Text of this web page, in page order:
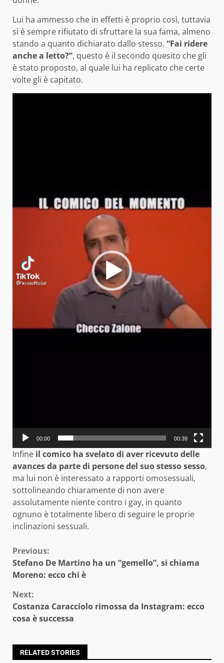
Lui ha ammesso che in effetti è proprio così, tuttavia
si è sempre rifiutato di sfruttare la sua fama, almeno
stando a quanto dichiarato dallo stesso. “Fai ridere
anche a letto?”, questo è il secondo quesito che gli
è stato proposto, al quale lui ha replicato che certe
volte gli è capitato.
00:00 00:39
Infine il comico ha svelato di aver ricevuto delle
avances da parte di persone del suo stesso sesso,
ma lui non è interessato a rapporti omosessuali,
sottolineando chiaramente di non avere
assolutamente niente contro i gay, in quanto
ognuno è totalmente libero di seguire le proprie
inclinazioni sessuali.
Continue
Reading
Previous:
Stefano De Martino ha un “gemello”, si chiama
Moreno: ecco chi è
Next:
Costanza Caracciolo rimossa da Instagram: ecco
cosa è successa
RELATED STORIES